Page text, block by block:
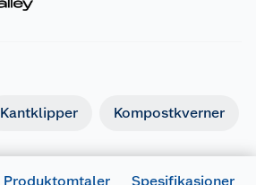
Kantklipper Kompostkverner
Produktomtaler Spesifikasjoner